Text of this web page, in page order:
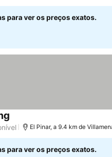
para ver os preços exatos.
Ver preços
El Pinar, a 9.4 km de
para ver os preços exatos.